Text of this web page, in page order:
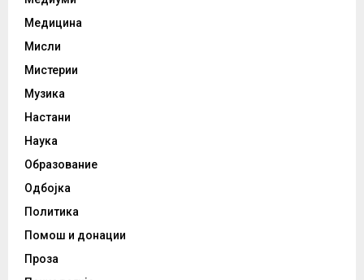
Медицина
Мисли
Мистерии
Музика
Настани
Наука
Образование
Одбојка
Политика
Помош и донации
Проза